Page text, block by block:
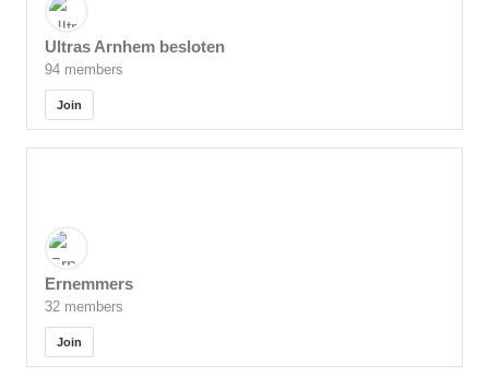
Ultras Arnhem besloten
94 members
Join
Ernemmers
32 members
Join